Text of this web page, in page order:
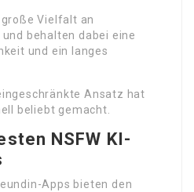
Vielfalt an
behalten dabei eine
und ein langes
Ansatz hat
beliebt gemacht.
NSFW KI-
Apps bieten den